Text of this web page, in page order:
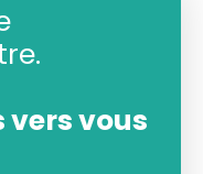
vers vous